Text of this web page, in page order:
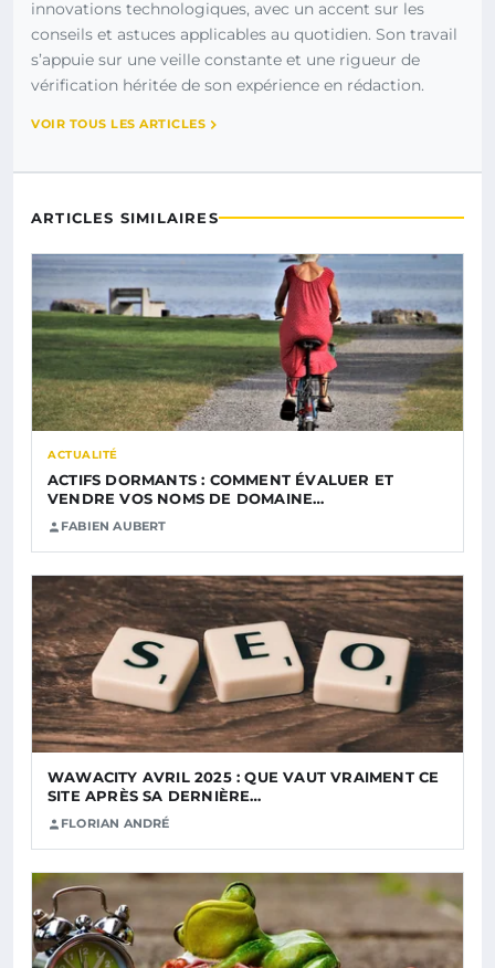
innovations technologiques, avec un accent sur les
conseils et astuces applicables au quotidien. Son travail
s’appuie sur une veille constante et une rigueur de
vérification héritée de son expérience en rédaction.
VOIR TOUS LES ARTICLES
ARTICLES SIMILAIRES
ACTUALITÉ
ACTIFS DORMANTS : COMMENT ÉVALUER ET
VENDRE VOS NOMS DE DOMAINE…
FABIEN AUBERT
WAWACITY AVRIL 2025 : QUE VAUT VRAIMENT CE
SITE APRÈS SA DERNIÈRE…
FLORIAN ANDRÉ